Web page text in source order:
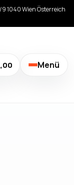
1040 Wien Österreich
Menü